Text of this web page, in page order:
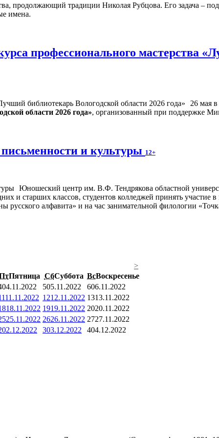
продолжающий традиции Николая Рубцова. Его задача –
имена.
профессионального мастерства
26 мая
области 2026 года», организованный при поддержке
и культуры 12+
Юношеский центр им. В.Ф. Тендрякова областной
и старших классов, студентов колледжей принять участие
русского алфавита» и на час занимательной филологии
>
Пятница СбСуббота ВсВоскресенье
04.11.2022 505.11.2022 606.11.2022
11.11.2022 1212.11.2022 1313.11.2022
18.11.2022 1919.11.2022 2020.11.2022
25.11.2022 2626.11.2022 2727.11.2022
02.12.2022 303.12.2022 404.12.2022